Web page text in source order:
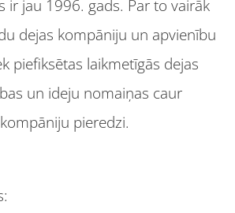
ir jau 1996. gads. Par to vairāk
dejas kompāniju un apvienību
piefiksētas laikmetīgās dejas
un ideju nomaiņas caur
pieredzi.